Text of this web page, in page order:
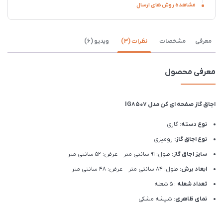
مشاهده روش های ارسال
معرفی مشخصات نظرات (3) ویدیو (6)
معرفی محصول
اجاق گاز صفحه ای کن مدل IG8507
نوع دسته: گازی
نوع اجاق گاز: رومیزی
سایز اجاق گاز: طول: 91 سانتی متر عرض: 52 سانتی متر
ابعاد برش: طول: 84 سانتی متر عرض: 48 سانتی متر
تعداد شعله : 5 شعله
نمای ظاهری: شیشه مشکی